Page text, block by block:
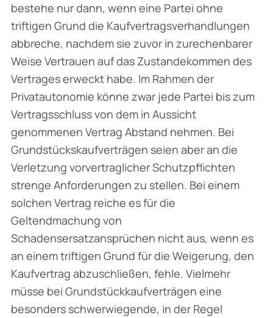
bestehe nur dann, wenn eine Partei ohne
triftigen Grund die Kaufvertragsverhandlungen
abbreche, nachdem sie zuvor in zurechenbarer
Weise Vertrauen auf das Zustandekommen des
Vertrages erweckt habe. Im Rahmen der
Privatautonomie könne zwar jede Partei bis zum
Vertragsschluss von dem in Aussicht
genommenen Vertrag Abstand nehmen. Bei
Grundstückskaufverträgen seien aber an die
Verletzung vorvertraglicher Schutzpflichten
strenge Anforderungen zu stellen. Bei einem
solchen Vertrag reiche es für die
Geltendmachung von
Schadensersatzansprüchen nicht aus, wenn es
an einem triftigen Grund für die Weigerung, den
Kaufvertrag abzuschließen, fehle. Vielmehr
müsse bei Grundstückkaufverträgen eine
besonders schwerwiegende, in der Regel